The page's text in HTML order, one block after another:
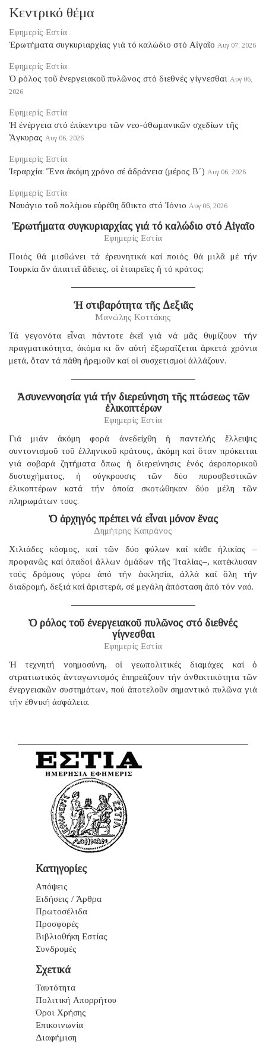
Κεντρικό θέμα
Εφημερίς Εστία
Ἐρωτήματα συγκυριαρχίας γιά τό καλώδιο στό Αἰγαῖο Αυγ 07, 2026
Εφημερίς Εστία
Ὁ ρόλος τοῦ ἐνεργειακοῦ πυλῶνος στό διεθνές γίγνεσθαι Αυγ 06,
2026
Εφημερίς Εστία
Ἡ ἐνέργεια στό ἐπίκεντρο τῶν νεο-ὀθωμανικῶν σχεδίων τῆς
Ἄγκυρας Αυγ 06, 2026
Εφημερίς Εστία
Ἱεραρχία: Ἕνα ἀκόμη χρόνο σέ ἀδράνεια (μέρος B΄) Αυγ 06, 2026
Εφημερίς Εστία
Ναυάγιο τοῦ πολέμου εὑρέθη ἄθικτο στό Ἰόνιο Αυγ 06, 2026
Ἐρωτήματα συγκυριαρχίας γιά τό καλώδιο στό Αἰγαῖο
Εφημερίς Εστία
Ποιός θά μισθώνει τά ἐρευνητικά καί ποιός θά μιλᾶ μέ τήν
Τουρκία ἄν ἀπαιτεῖ ἄδειες, οἱ ἑταιρεῖες ἤ τό κράτος;
Ἡ στιβαρότητα τῆς Δεξιᾶς
Μανώλης Κοττάκης
Τά γεγονότα εἶναι πάντοτε ἐκεῖ γιά νά μᾶς θυμίζουν τήν
πραγματικότητα, ἀκόμα κι ἄν αὐτή ἐξωραΐζεται ἀρκετά χρόνια
μετά, ὅταν τά πάθη ἠρεμοῦν καί οἱ συσχετισμοί ἀλλάζουν.
Ἀσυνεννοησία γιά τήν διερεύνηση τῆς πτώσεως τῶν
ἑλικοπτέρων
Εφημερίς Εστία
Γιά μιάν ἀκόμη φορά ἀνεδείχθη ἡ παντελής ἔλλειψις
συντονισμοῦ τοῦ ἑλληνικοῦ κράτους, ἀκόμη καί ὅταν πρόκειται
γιά σοβαρά ζητήματα ὅπως ἡ διερεύνησις ἑνός ἀεροπορικοῦ
δυστυχήματος, ἡ σύγκρουσις τῶν δύο πυροσβεστικῶν
ἑλικοπτέρων κατά τήν ὁποία σκοτώθηκαν δύο μέλη τῶν
πληρωμάτων τους.
Ὁ ἀρχηγός πρέπει νά εἶναι μόνον ἕνας
Δημήτρης Καπράνος
Χιλιάδες κόσμος, καί τῶν δύο φύλων καί κάθε ἡλικίας –
προφανῶς καί ὀπαδοί ἄλλων ὁμάδων τῆς Ἰταλίας–, κατέκλυσαν
τούς δρόμους γύρω ἀπό τήν ἐκκλησία, ἀλλά καί ὅλη τήν
διαδρομή, δεξιά καί ἀριστερά, σέ μεγάλη ἀπόσταση ἀπό τόν ναό.
Ὁ ρόλος τοῦ ἐνεργειακοῦ πυλῶνος στό διεθνές
γίγνεσθαι
Εφημερίς Εστία
Ἡ τεχνητή νοημοσύνη, οἱ γεωπολιτικές διαμάχες καί ὁ
στρατιωτικός ἀνταγωνισμός ἐπηρεάζουν τήν ἀνθεκτικότητα τῶν
ἐνεργειακῶν συστημάτων, πού ἀποτελοῦν σημαντικό πυλῶνα γιά
τήν ἐθνική ἀσφάλεια.
Κατηγορίες
Απόψεις
Ειδήσεις / Άρθρα
Πρωτοσέλιδα
Προσφορές
Βιβλιοθήκη Εστίας
Συνδρομές
Σχετικά
Ταυτότητα
Πολιτική Απορρήτου
Όροι Χρήσης
Επικοινωνία
Διαφήμιση